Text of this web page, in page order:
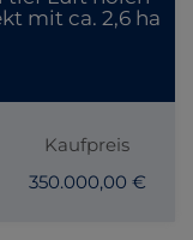
mit ca. 2,6 ha
Kaufpreis
350.000,00 €